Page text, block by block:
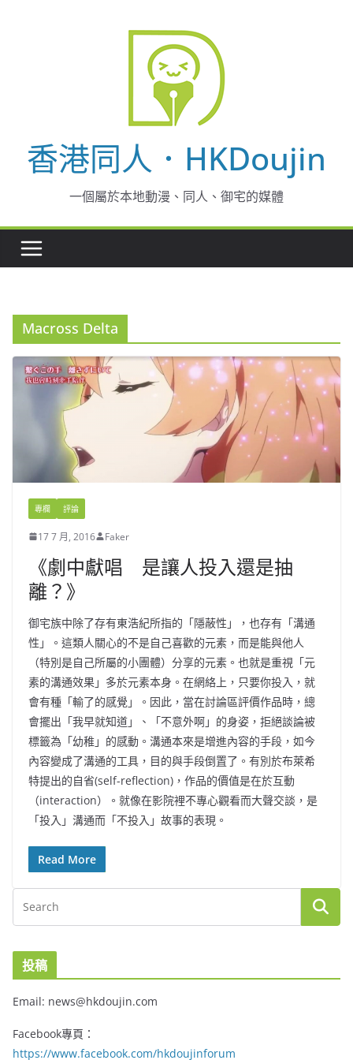
香港同人．HKDoujin
一個屬於本地動漫、同人、御宅的媒體
Macross Delta
專欄 評論
17 7 月, 2016 Faker
《劇中獻唱 是讓人投入還是抽
離？》
御宅族中除了存有東浩紀所指的「隱蔽性」，也存有「溝通
性」。這類人關心的不是自己喜歡的元素，而是能與他人
（特別是自己所屬的小團體）分享的元素。也就是重視「元
素的溝通效果」多於元素本身。在網絡上，只要你投入，就
會有種「輸了的感覺」。因此，當在討論區評價作品時，總
會擺出「我早就知道」、「不意外啊」的身姿，拒絕談論被
標籤為「幼稚」的感動。溝通本來是增進內容的手段，如今
內容變成了溝通的工具，目的與手段倒置了。有別於布萊希
特提出的自省(self-reflection)，作品的價值是在於互動
（interaction）。就像在影院裡不專心觀看而大聲交談，是
「投入」溝通而「不投入」故事的表現。
Read More
投稿
Email: news@hkdoujin.com
Facebook專頁：
https://www.facebook.com/hkdoujinforum